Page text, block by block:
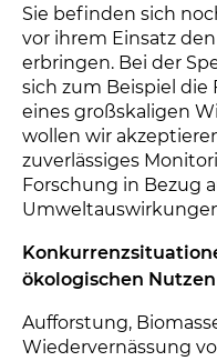
Sie befinden sich
vor ihrem Einsatz
erbringen. Bei der
sich zum Beispiel die
eines großskaligen
wollen wir
zuverlässiges
Forschung in Bezug
ökologischen
Aufforstung,
Wiedervernässung